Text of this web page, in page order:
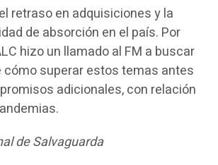
retraso en adquisiciones y la
de absorción en el país. Por
hizo un llamado al FM a buscar
superar estos temas antes
adicionales, con relación
de Salvaguarda